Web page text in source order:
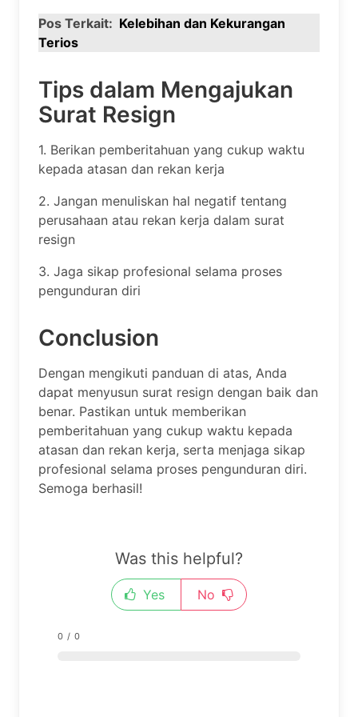
Pos Terkait: Kelebihan dan Kekurangan
Terios
Tips dalam Mengajukan
Surat Resign
1. Berikan pemberitahuan yang cukup waktu
kepada atasan dan rekan kerja
2. Jangan menuliskan hal negatif tentang
perusahaan atau rekan kerja dalam surat
resign
3. Jaga sikap profesional selama proses
pengunduran diri
Conclusion
Dengan mengikuti panduan di atas, Anda
dapat menyusun surat resign dengan baik dan
benar. Pastikan untuk memberikan
pemberitahuan yang cukup waktu kepada
atasan dan rekan kerja, serta menjaga sikap
profesional selama proses pengunduran diri.
Semoga berhasil!
Was this helpful?
Yes No
0 / 0